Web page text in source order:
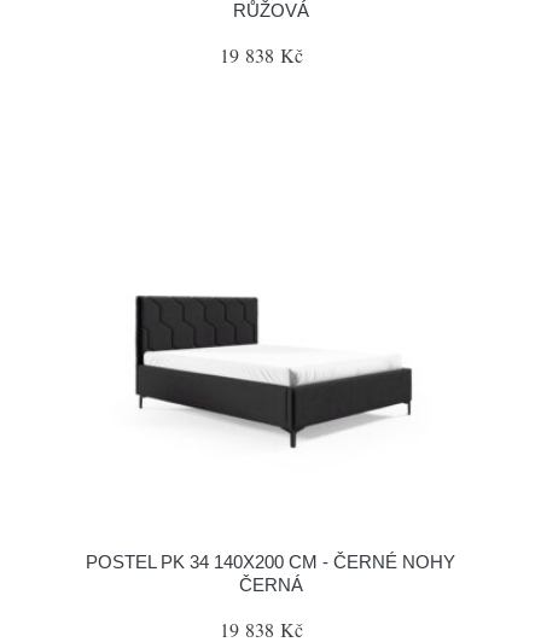
RŮŽOVÁ
19 838 Kč
POSTEL PK 34 140X200 CM - ČERNÉ NOHY
ČERNÁ
19 838 Kč